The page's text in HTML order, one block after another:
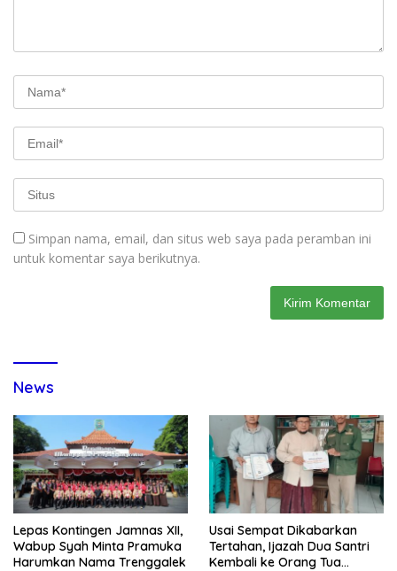
Simpan nama, email, dan situs web saya pada peramban ini
untuk komentar saya berikutnya.
News
Lepas Kontingen Jamnas XII,
Wabup Syah Minta Pramuka
Harumkan Nama Trenggalek
Usai Sempat Dikabarkan
Tertahan, Ijazah Dua Santri
Kembali ke Orang Tua